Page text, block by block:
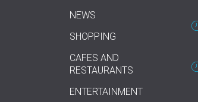
NEWS
SHOPPING
CAFES AND
RESTAURANTS
ENTERTAINMENT